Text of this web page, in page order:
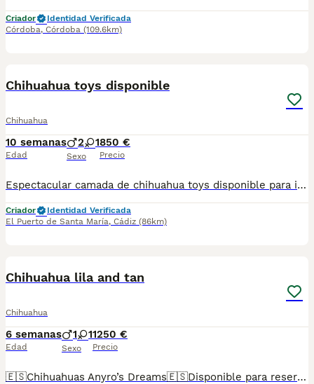
Criador
Identidad Verificada
Córdoba, Córdoba (109.6km)
Chihuahua toys disponible
Chihuahua
10 semanas
Edad
2 1
Sexo
850 €
Precio
Espectacular camada de chihuahua toys disponible para ir a su nuevo hogar se entrega con su vacuna y desparacitado y su cartilla correspondiente a su edad y con contrato de garantía víricas y congénitas
Criador
Identidad Verificada
El Puerto de Santa María, Cádiz (86km)
Chihuahua lila and tan
Chihuahua
6 semanas
Edad
1 1
Sexo
1250 €
Precio
🇪🇸Chihuahuas Anyro’s Dreams🇪🇸Disponible para reserva Chihuahua lila and tan descendientes de las mejores líneas de sangre tanto europeas como asiáticas. Padres con ADN en bases de datos de la RSCE. Si precisan más información contáctanos por el enlace que MundoAnimalia pone a disposición de los usuarias de la plataforma.